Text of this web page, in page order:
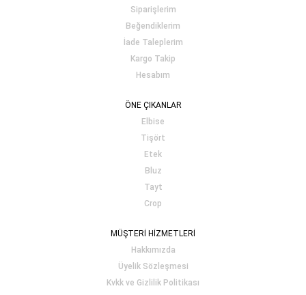
Siparişlerim
Beğendiklerim
İade Taleplerim
Kargo Takip
Hesabım
ÖNE ÇIKANLAR
Elbise
Tişört
Etek
Bluz
Tayt
Crop
MÜŞTERİ HİZMETLERİ
Hakkımızda
Üyelik Sözleşmesi
Kvkk ve Gizlilik Politikası